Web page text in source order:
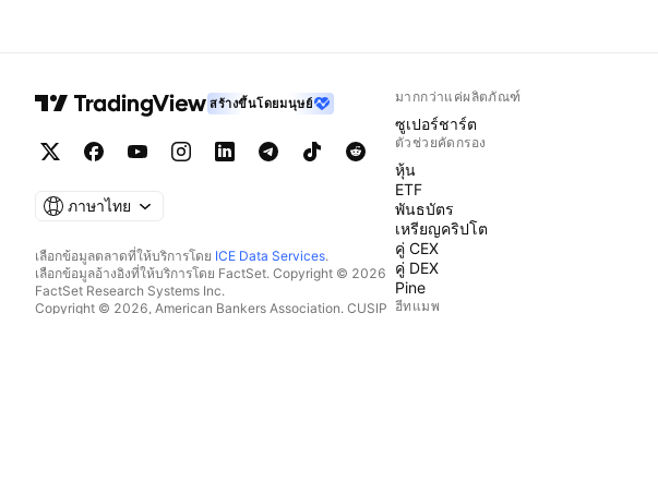
สร้างขึ้นโดยมนุษย์
ภาษาไทย
เลือกข้อมูลตลาดที่ให้บริการโดย ICE Data Services.
เลือกข้อมูลอ้างอิงที่ให้บริการโดย FactSet. Copyright © 2026
FactSet Research Systems Inc.
Copyright © 2026, American Bankers Association. CUSIP
มากกว่าแค่ผลิตภัณฑ์
ซูเปอร์ชาร์ต
ตัวช่วยคัดกรอง
หุ้น
ETF
พันธบัตร
เหรียญคริปโต
คู่ CEX
คู่ DEX
Pine
ฮีทแมพ